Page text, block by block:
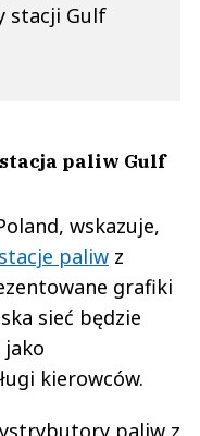
stacji Gulf
paliw Gulf
wskazuje,
stacje paliw z
grafiki
sieć będzie
kierowców.
paliw z